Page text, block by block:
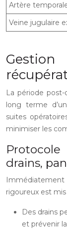
Artère
Veine jugulaire
La période
long terme
suites
minimiser les
drains,
Immédiatement
rigoureux est
Des drains
et prévenir